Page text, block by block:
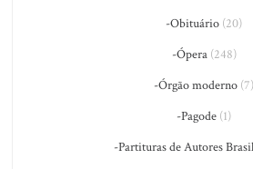
-Obituário (20)
-Ópera(248)
-Órgão moderno (7)
-Pagode (1)
-Partituras de Autores